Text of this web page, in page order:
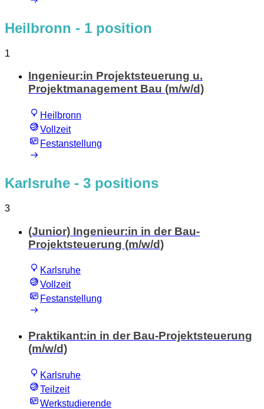
Heilbronn - 1 position
1
Ingenieur:in Projektsteuerung u.
Projektmanagement Bau (m/w/d)
Heilbronn
Vollzeit
Festanstellung
Karlsruhe - 3 positions
3
(Junior) Ingenieur:in in der Bau-
Projektsteuerung (m/w/d)
Karlsruhe
Vollzeit
Festanstellung
Praktikant:in in der Bau-Projektsteuerung
(m/w/d)
Karlsruhe
Teilzeit
Werkstudierende